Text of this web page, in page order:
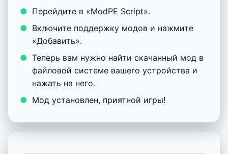
Перейдите в «ModPE Script».
Включите поддержку модов и нажмите
«Добавить».
Теперь вам нужно найти скачанный мод в
файловой системе вашего устройства и
нажать на него.
Мод установлен, приятной игры!